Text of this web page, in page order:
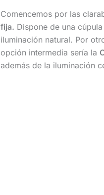
Comencemos por las
fija. Dispone de una
iluminación natural. Por
opción intermedia sería la
además de la iluminación